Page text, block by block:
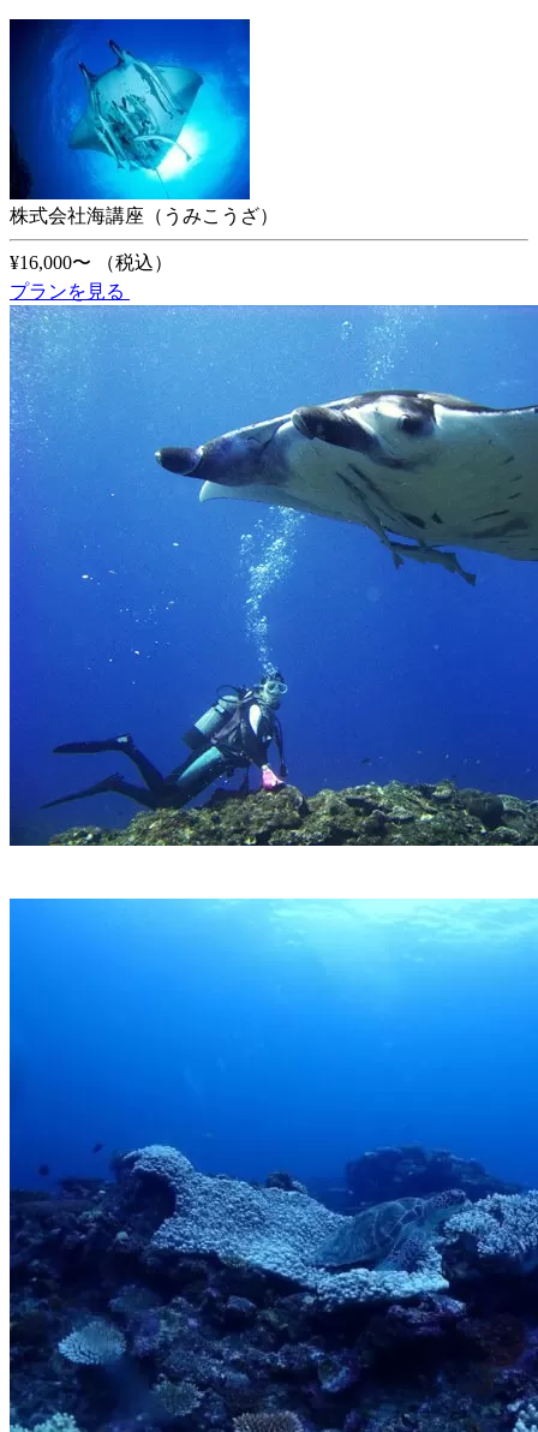
株式会社海講座（うみこうざ）
¥16,000〜
（税込）
プランを見る